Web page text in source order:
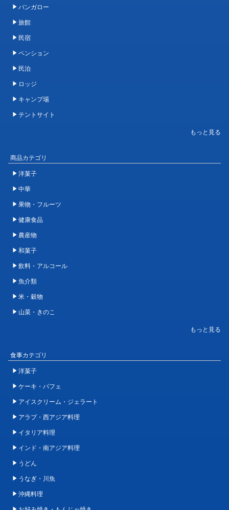
バンガロー
旅館
民宿
ペンション
民泊
ロッジ
キャンプ場
テントサイト
商品カテゴリ
洋菓子
中華
果物・フルーツ
健康食品
農産物
和菓子
飲料・アルコール
魚介類
米・穀物
山菜・きのこ
食事カテゴリ
洋菓子
ケーキ・パフェ
アイスクリーム・ジェラート
アラブ・西アジア料理
イタリア料理
インド・南アジア料理
うどん
うなぎ・川魚
沖縄料理